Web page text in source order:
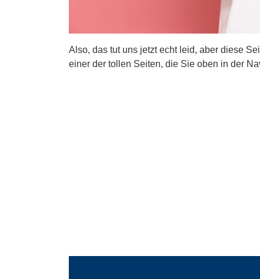
Also, das tut uns jetzt echt leid, aber diese
einer der tollen Seiten, die Sie oben in der